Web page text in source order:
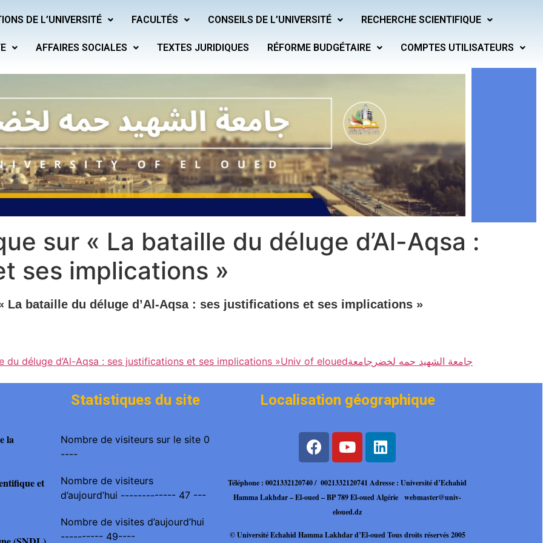
DE L’UNIVERSITÉ FACULTÉS CONSEILS DE L’UNIVERSITÉ RECHERCHE SCIENTIFIQUE
AFFAIRES SOCIALES TEXTES JURIDIQUES RÉFORME BUDGÉTAIRE COMPTES UTILISATEURS
sur « La bataille du déluge d’Al-Aqsa :
ses implications »
La bataille du déluge d’Al-Aqsa : ses justifications et ses implications »
déluge d’Al-Aqsa : ses justifications et ses implications »Univ of eloued جامعة الشهيد حمه لخضر جامعة
la
et
Statistiques du site
Nombre de visiteurs sur le site 0
----
Nombre de visiteurs
d’aujourd’hui ------------- 47 ---
Nombre de visites d’aujourd’hui
---------- 49----
Localisation géographique
Téléphone : 0021332120740 / 0021332120741Adresse : Université d’Echahid
Hamma Lakhdar – El-oued – BP 789 El-oued Algérie
webmaster@univ-
eloued.dz
© Université Echahid HammaLakhdar d’El-oued Tous droits réservés 2005